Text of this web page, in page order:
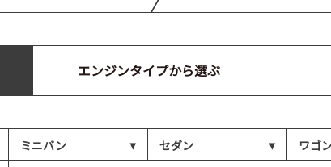
エンジンタイプから選ぶ
ミニバン セダン
ワゴ